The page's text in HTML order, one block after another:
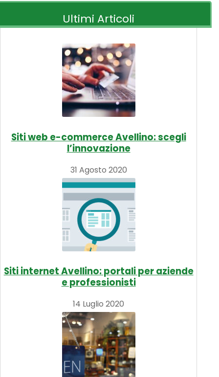
Ultimi Articoli
Siti web e-commerce Avellino: scegli
l’innovazione
31 Agosto 2020
Siti internet Avellino: portali per aziende
e professionisti
14 Luglio 2020